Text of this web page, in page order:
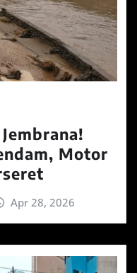
Motor
Apr 28, 2026